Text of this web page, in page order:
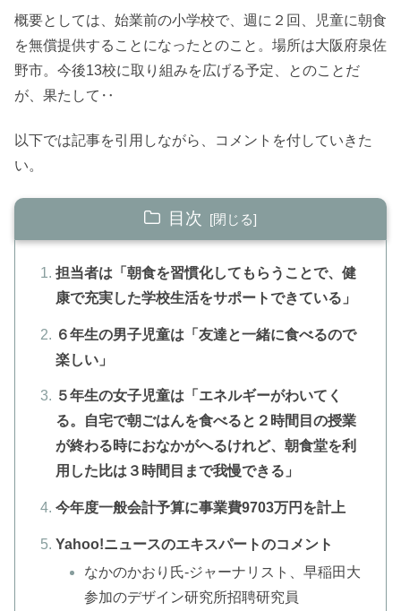
概要としては、始業前の小学校で、週に２回、児童に朝食
を無償提供することになったとのこと。場所は大阪府泉佐
野市。今後13校に取り組みを広げる予定、とのことだ
が、果たして‥
以下では記事を引用しながら、コメントを付していきた
い。
目次
担当者は「朝食を習慣化してもらうことで、健
康で充実した学校生活をサポートできている」
６年生の男子児童は「友達と一緒に食べるので
楽しい」
５年生の女子児童は「エネルギーがわいてく
る。自宅で朝ごはんを食べると２時間目の授業
が終わる時におなかがへるけれど、朝食堂を利
用した比は３時間目まで我慢できる」
今年度一般会計予算に事業費9703万円を計上
Yahoo!ニュースのエキスパートのコメント
なかのかおり氏-ジャーナリスト、早稲田大
参加のデザイン研究所招聘研究員